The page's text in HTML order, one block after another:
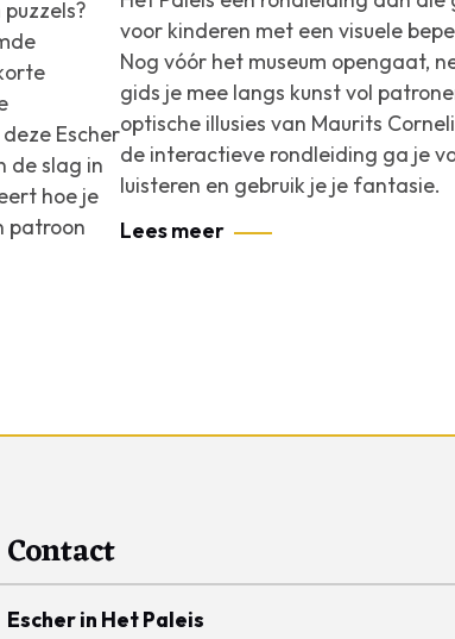
Escher
de slag in
hoe je
patroon
voor kinderen met een visuele
Nog vóór het museum opengaat,
gids je mee langs kunst vol
optische illusies van Maurits
de interactieve rondleiding ga je
luisteren en gebruik je je fantasie.
Lees meer
Contact
Escher in Het Paleis